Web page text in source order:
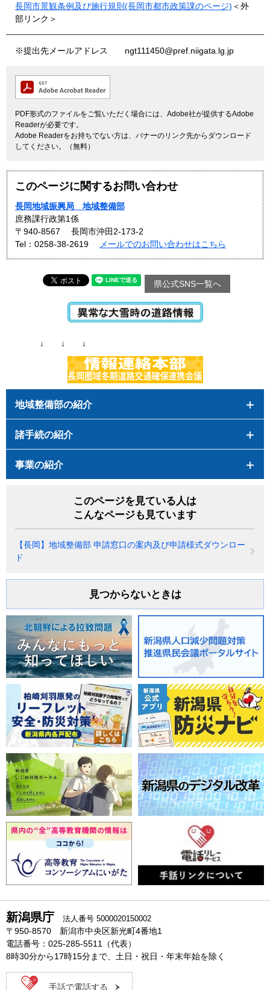
長岡市景観条例及び施行規則(長岡市都市政策課のページ) ＜外
部リンク＞
※提出先メールアドレス ngt111450@pref.niigata.lg.jp
PDF形式のファイルをご覧いただく場合には、Adobe社が提供するAdobe
Readerが必要です。
Adobe Readerをお持ちでない方は、バナーのリンク先からダウンロード
してください。（無料）
このページに関するお問い合わせ
長岡地域振興局 地域整備部
庶務課行政第1係
〒940-8567
長岡市沖田2-173-2
Tel：0258-38-2619
メールでのお問い合わせはこちら
県公式SNS一覧へ
↓ ↓ ↓
地域整備部の紹介
諸手続の紹介
事業の紹介
このページを見ている人は
こんなページも見ています
【長岡】地域整備部 申請窓口の案内及び申請様式ダウンロー
ド
見つからないときは
新潟県庁 法人番号 5000020150002
〒950-8570 新潟市中央区新光町4番地1
電話番号：025-285-5511（代表）
8時30分から17時15分まで、土日・祝日・年末年始を除く
手話で電話する